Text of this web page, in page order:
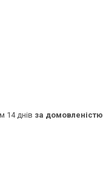
14 днів за домовленістю